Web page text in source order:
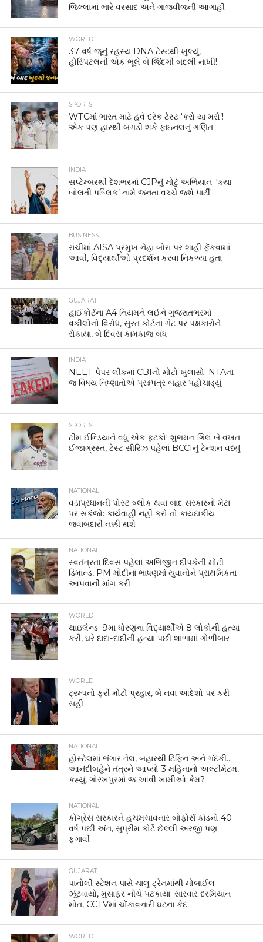
જિલ્લામાં ભારે વરસાદ અને ગાજવીજની આગાહી
WORLD
37 વર્ષ જૂનું રહસ્ય DNA ટેસ્ટથી ખુલ્યું,
હોસ્પિટલની એક ભૂલે બે જિંદગી બદલી નાખી!
SPORTS
WTCમાં ભારત માટે હવે દરેક ટેસ્ટ ‘કરો યા મરો’!
એક પણ હારથી બગડી શકે ફાઇનલનું ગણિત
INDIA
સપ્ટેમ્બરથી દેશભરમાં CJPનું મોટું અભિયાન: ‘ક્યા
બોલતી પબ્લિક’ નામે જનતા વચ્ચે જશે પાર્ટી
BUSINESS
રાંચીમાં AISA પ્રમુખ નેહા બોરા પર શાહી ફેંકવામાં
આવી, વિદ્યાર્થીઓ પ્રદર્શન કરવા નિકળ્યા હતા
GUJARAT
હાઈકોર્ટના A4 નિયમને લઈને ગુજરાતભરમાં
વકીલોનો વિરોધ, સુરત કોર્ટના ગેટ પર પક્ષકારોને
રોકાયા, બે દિવસ કામકાજ બંધ
INDIA
NEET પેપર લીકમાં CBIનો મોટો ખુલાસો: NTAના
જ વિષય નિષ્ણાતોએ પ્રશ્નપત્ર બહાર પહોંચાડ્યું
SPORTS
ટીમ ઈન્ડિયાને વધુ એક ફટકો! શુભમન ગિલ બે વખત
ઈજાગ્રસ્ત, ટેસ્ટ સીરિઝ પહેલાં BCCIનું ટેન્શન વધ્યું
NATIONAL
વડાપ્રધાનની પોસ્ટ બ્લોક થવા બાદ સરકારનો મેટા
પર સકંજો: કાર્યવાહી નહીં કરો તો કાયદાકીય
જવાબદારી નક્કી થશે
NATIONAL
સ્વતંત્રતા દિવસ પહેલાં અભિજીત દીપકેની મોટી
ડિમાન્ડ, PM મોદીના ભાષણમાં યુવાનોને પ્રાથમિકતા
આપવાની માંગ કરી
WORLD
થાઇલેન્ડ: 9મા ધોરણના વિદ્યાર્થીએ 8 લોકોની હત્યા
કરી, ઘરે દાદા-દાદીની હત્યા પછી શાળામાં ગોળીબાર
WORLD
ટ્રમ્પનો ફરી મોટો પ્રહાર, બે નવા આદેશો પર કરી
સહી
NATIONAL
હોસ્ટેલમાં ભંગાર તેલ, બહારથી ટિફિન અને ગંદકી…
આનંદીબહેને તંત્રને આપ્યો 3 મહિનાનો અલ્ટીમેટમ,
કહ્યું, ગોરખપુરમાં જ આવી ખામીઓ કેમ?
NATIONAL
કોંગ્રેસ સરકારને હચમચાવનાર બોફોર્સ કાંડનો 40
વર્ષ પછી અંત, સુપ્રીમ કોર્ટે છેલ્લી અરજી પણ
ફગાવી
GUJARAT
પાનોલી સ્ટેશન પાસે ચાલુ ટ્રેનમાંથી મોબાઈલ
ઝૂંટવાયો, મુસાફર નીચે પટકાયા; સારવાર દરમિયાન
મોત, CCTVમાં ચોંકાવનારી ઘટના કેદ
WORLD